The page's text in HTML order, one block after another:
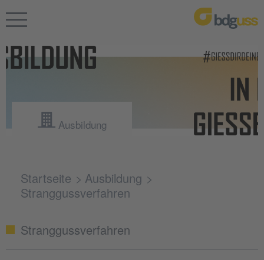
Ausbildung
Startseite
Ausbildung
Stranggussverfahren
Stranggussverfahren